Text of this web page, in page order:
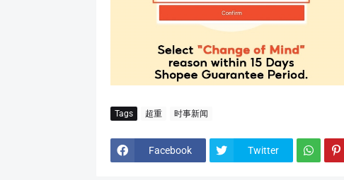
Tags 超重 时事新闻
Facebook Twitter